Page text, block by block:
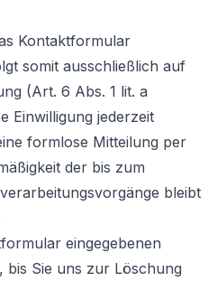
Kontaktformular
somit ausschließlich auf
(Art. 6 Abs. 1 lit. a
Einwilligung jederzeit
formlose Mitteilung per
der bis zum
bleibt
eingegebenen
bis Sie uns zur Löschung